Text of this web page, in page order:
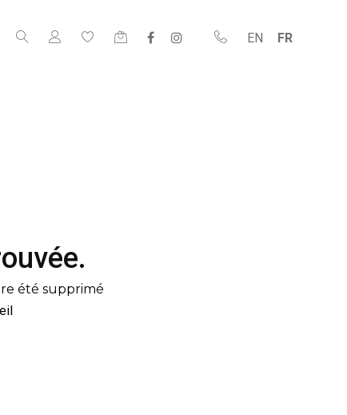
EN FR
été supprimé